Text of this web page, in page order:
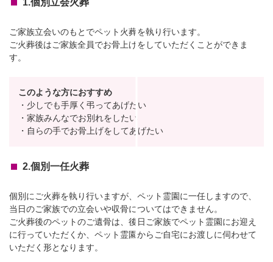
1.個別立会火葬
ご家族立会いのもとでペット火葬を執り行います。
ご火葬後はご家族全員でお骨上げをしていただくことができま
す。
このような方におすすめ
・少しでも手厚く弔ってあげたい
・家族みんなでお別れをしたい
・自らの手でお骨上げをしてあげたい
2.個別一任火葬
個別にご火葬を執り行いますが、ペット霊園に一任しますので、
当日のご家族での立会いや収骨についてはできません。
ご火葬後のペットのご遺骨は、後日ご家族でペット霊園にお迎え
に行っていただくか、ペット霊園からご自宅にお渡しに伺わせて
いただく形となります。